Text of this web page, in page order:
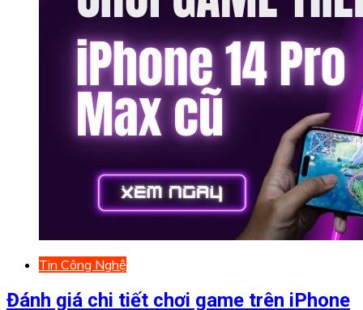
Tin Công Nghệ
Đánh giá chi tiết chơi game trên iPhone